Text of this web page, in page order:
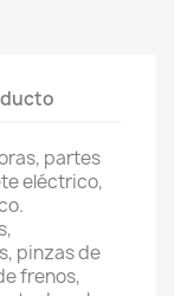
partes
eléctrico,
pinzas de
frenos,